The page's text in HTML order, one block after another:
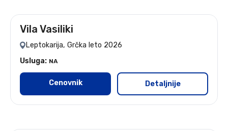
Vila Vasiliki
Leptokarija, Grčka leto 2026
Usluga: NA
Cenovnik Detaljnije